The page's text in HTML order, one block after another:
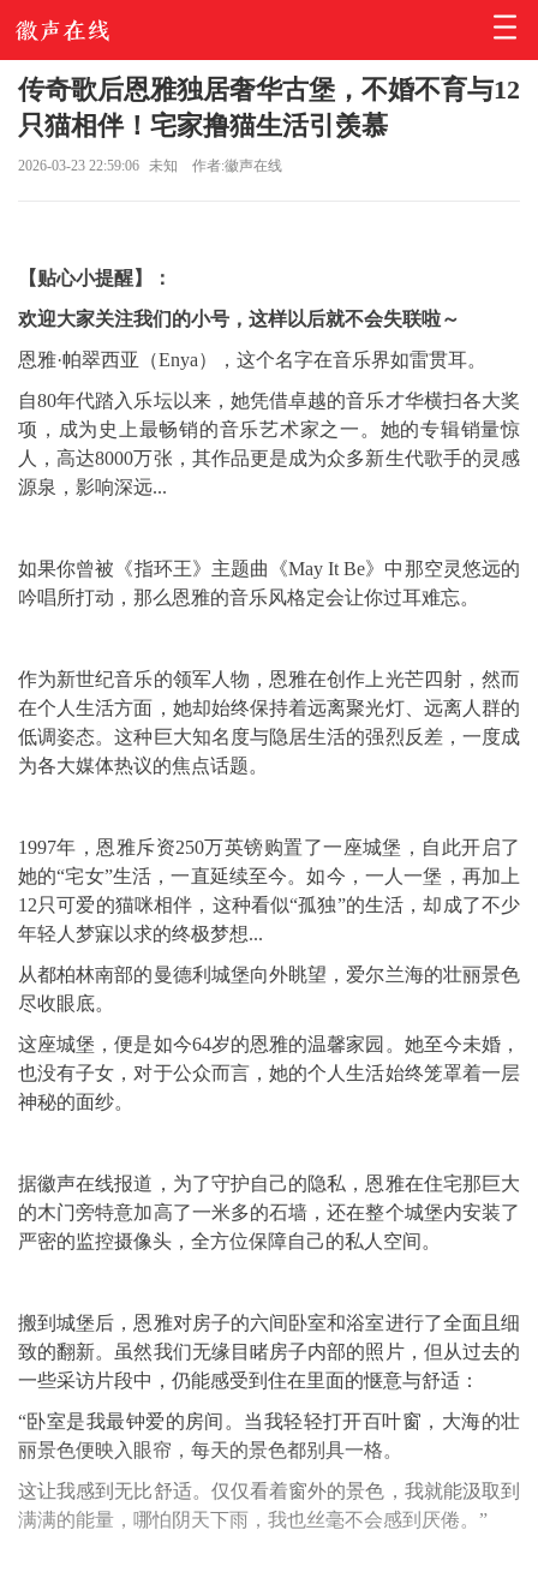
传奇歌后恩雅独居奢华古堡，不婚不育与12
只猫相伴！宅家撸猫生活引羡慕
2026-03-23 22:59:06 未知 作者:徽声在线
【贴心小提醒】：
欢迎大家关注我们的小号，这样以后就不会失联啦～
恩雅·帕翠西亚（Enya），这个名字在音乐界如雷贯耳。
自80年代踏入乐坛以来，她凭借卓越的音乐才华横扫各大奖
项，成为史上最畅销的音乐艺术家之一。她的专辑销量惊
人，高达8000万张，其作品更是成为众多新生代歌手的灵感
源泉，影响深远...
如果你曾被《指环王》主题曲《May It Be》中那空灵悠远的
吟唱所打动，那么恩雅的音乐风格定会让你过耳难忘。
作为新世纪音乐的领军人物，恩雅在创作上光芒四射，然而
在个人生活方面，她却始终保持着远离聚光灯、远离人群的
低调姿态。这种巨大知名度与隐居生活的强烈反差，一度成
为各大媒体热议的焦点话题。
1997年，恩雅斥资250万英镑购置了一座城堡，自此开启了
她的“宅女”生活，一直延续至今。如今，一人一堡，再加上
12只可爱的猫咪相伴，这种看似“孤独”的生活，却成了不少
年轻人梦寐以求的终极梦想...
从都柏林南部的曼德利城堡向外眺望，爱尔兰海的壮丽景色
尽收眼底。
这座城堡，便是如今64岁的恩雅的温馨家园。她至今未婚，
也没有子女，对于公众而言，她的个人生活始终笼罩着一层
神秘的面纱。
据徽声在线报道，为了守护自己的隐私，恩雅在住宅那巨大
的木门旁特意加高了一米多的石墙，还在整个城堡内安装了
严密的监控摄像头，全方位保障自己的私人空间。
搬到城堡后，恩雅对房子的六间卧室和浴室进行了全面且细
致的翻新。虽然我们无缘目睹房子内部的照片，但从过去的
一些采访片段中，仍能感受到住在里面的惬意与舒适：
“卧室是我最钟爱的房间。当我轻轻打开百叶窗，大海的壮
丽景色便映入眼帘，每天的景色都别具一格。
这让我感到无比舒适。仅仅看着窗外的景色，我就能汲取到
满满的能量，哪怕阴天下雨，我也丝毫不会感到厌倦。”